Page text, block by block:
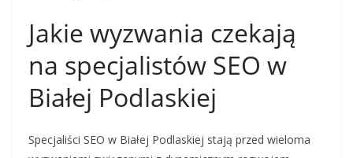
Jakie wyzwania czekają
na specjalistów SEO w
Białej Podlaskiej
Specjaliści SEO w Białej Podlaskiej stają przed wieloma